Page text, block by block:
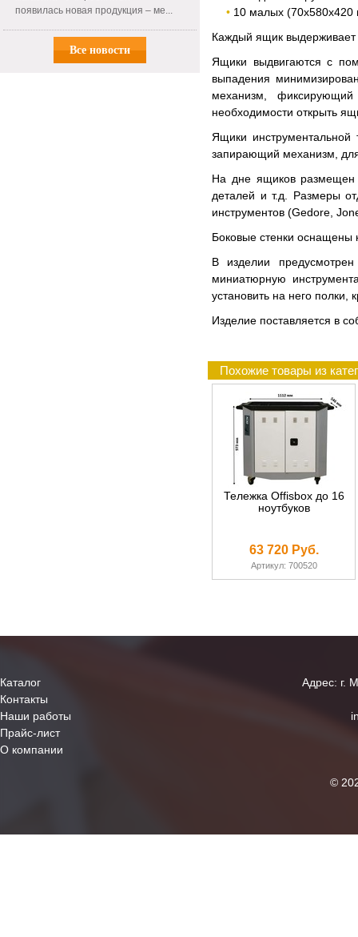
появилась новая продукция – ме...
Все новости
10 малых
Каждый ящик выдерживает
Ящики выдвигаются с
выпадения
механизм,
необходимости открыть
Ящики инструментальной
запирающий механизм,
На дне ящиков размещен
деталей и т.д. Размеры
инструментов (Gedore,
Боковые стенки
В изделии
миниатюрную
установить на него полки,
Изделие поставляется в
Похожие товары из
Тележка Offisbox до 16
ноутбуков
63 720 Руб.
Артикул: 700520
Каталог
Контакты
Наши работы
Прайс-лист
О компании
Адрес: г.
©